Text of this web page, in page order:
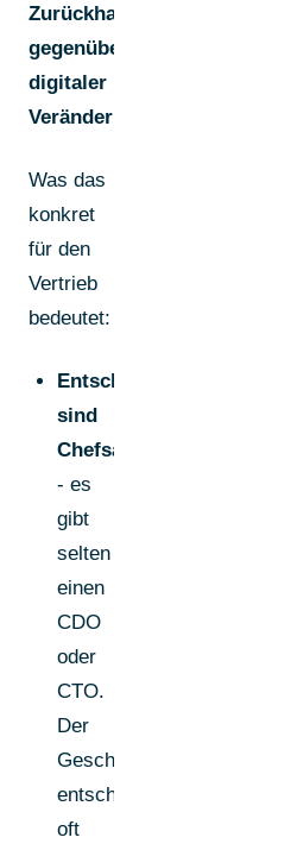
Zurückhaltung
gegenüber
digitaler
Veränderung
Was das
konkret
für den
Vertrieb
bedeutet:
Entscheidungen
sind
Chefsache
- es
gibt
selten
einen
CDO
oder
CTO.
Der
Geschäftsführer
entscheidet
oft